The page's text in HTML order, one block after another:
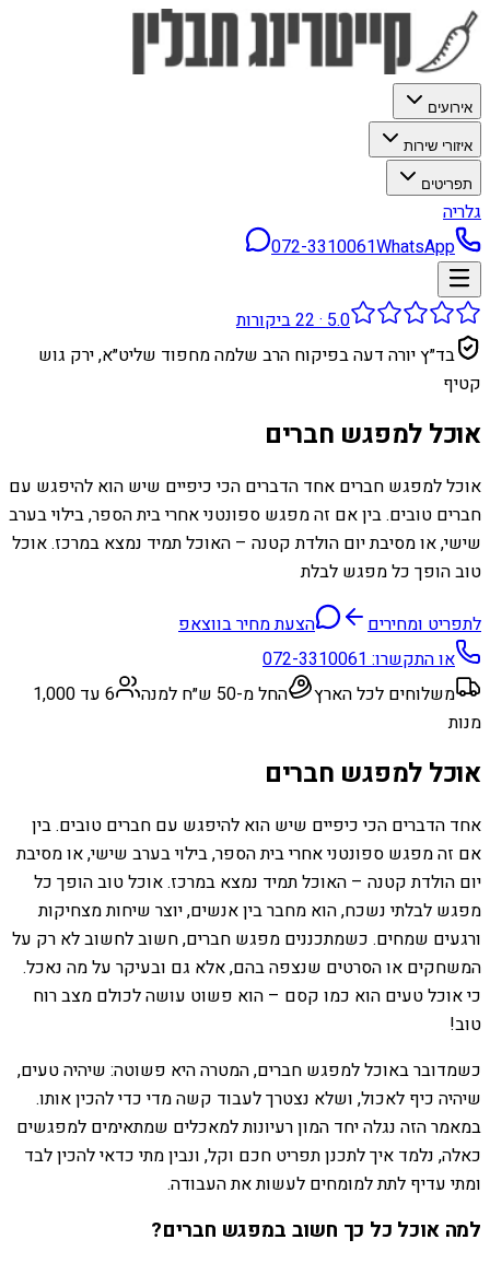
אירועים
איזורי שירות
תפריטים
גלריה
072-3310061WhatsApp
5.0
·
22ביקורות
בד״ץ יורה דעה בפיקוח הרב שלמה מחפוד שליט״א, ירק גוש
קטיף
אוכל למפגש חברים
אוכל למפגש חברים אחד הדברים הכי כיפיים שיש הוא להיפגש עם
חברים טובים. בין אם זה מפגש ספונטני אחרי בית הספר, בילוי בערב
שישי, או מסיבת יום הולדת קטנה – האוכל תמיד נמצא במרכז. אוכל
טוב הופך כל מפגש לבלת
לתפריט ומחירים
הצעת מחיר בווצאפ
או התקשרו:072-3310061
משלוחים לכל הארץ
החל מ-50 ש״ח למנה
6 עד 1,000
מנות
אוכל למפגש חברים
אחד הדברים הכי כיפיים שיש הוא להיפגש עם חברים טובים. בין
אם זה מפגש ספונטני אחרי בית הספר, בילוי בערב שישי, או מסיבת
יום הולדת קטנה – האוכל תמיד נמצא במרכז. אוכל טוב הופך כל
מפגש לבלתי נשכח, הוא מחבר בין אנשים, יוצר שיחות מצחיקות
ורגעים שמחים. כשמתכננים מפגש חברים, חשוב לחשוב לא רק על
המשחקים או הסרטים שנצפה בהם, אלא גם ובעיקר על מה נאכל.
כי אוכל טעים הוא כמו קסם – הוא פשוט עושה לכולם מצב רוח
טוב!
כשמדובר באוכל למפגש חברים, המטרה היא פשוטה: שיהיה טעים,
שיהיה כיף לאכול, ושלא נצטרך לעבוד קשה מדי כדי להכין אותו.
במאמר הזה נגלה יחד המון רעיונות למאכלים שמתאימים למפגשים
כאלה, נלמד איך לתכנן תפריט חכם וקל, ונבין מתי כדאי להכין לבד
ומתי עדיף לתת למומחים לעשות את העבודה.
למה אוכל כל כך חשוב במפגש חברים?